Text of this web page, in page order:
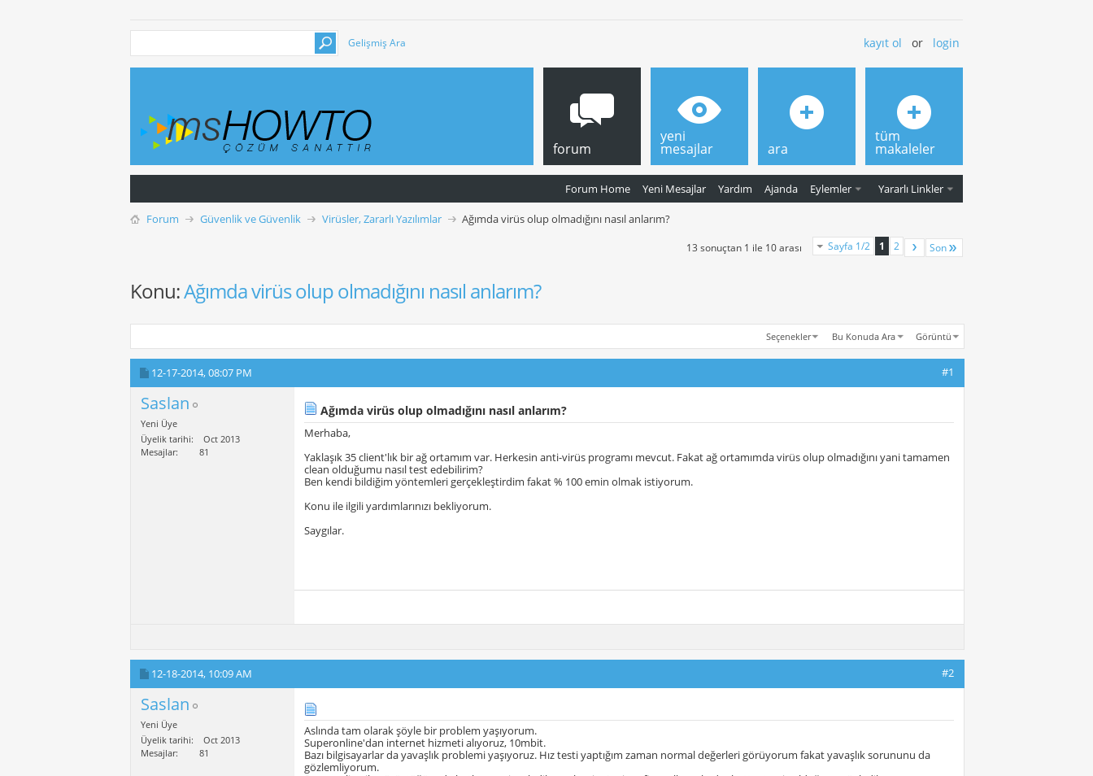
Gelişmiş Ara kayıt ol or login
forum
Forum Home Yeni Mesajlar Yardım Ajanda Eylemler Yararlı Linkler
yeni
mesajlar ara
tüm
makaleler
Forum Güvenlik ve Güvenlik Virüsler, Zararlı Yazılımlar Ağımda virüs olup olmadığını nasıl anlarım?
Sayfa 1/2 1 2 Son
13 sonuçtan 1 ile 10 arası
Konu:Ağımda virüs olup olmadığını nasıl anlarım?
Seçenekler Bu Konuda Ara Görüntü
12-17-2014,08:07 PM #1
Saslan
Yeni Üye
Üyelik tarihi
Oct 2013
Mesajlar
81
Ağımda virüs olup olmadığını nasıl anlarım?
Merhaba,
Yaklaşık 35 client'lık bir ağ ortamım var. Herkesin anti-virüs programı mevcut. Fakat ağ ortamımda virüs olup olmadığını yani tamamen
clean olduğumu nasıl test edebilirim?
Ben kendi bildiğim yöntemleri gerçekleştirdim fakat % 100 emin olmak istiyorum.
Konu ile ilgili yardımlarınızı bekliyorum.
Saygılar.
12-18-2014, 10:09 AM #2
Saslan
Yeni Üye
Üyelik tarihi
Oct 2013
Mesajlar
81
Aslında tam olarak şöyle bir problem yaşıyorum.
Superonline'dan internet hizmeti alıyoruz, 10mbit.
Bazı bilgisayarlar da yavaşlık problemi yaşıyoruz. Hız testi yaptığım zaman normal değerleri görüyorum fakat yavaşlık sorununu da
gözlemliyorum.